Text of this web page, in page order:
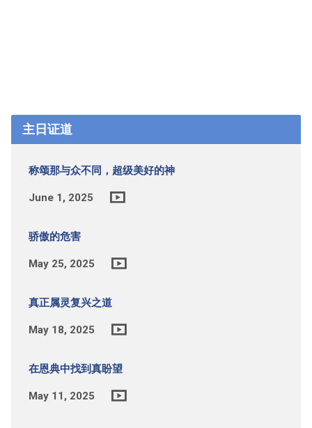
主日证道
称颂那与众不同，超级美好的神
June 1, 2025
骄傲的危害
May 25, 2025
真正属灵复兴之道
May 18, 2025
在恩典中找到真盼望
May 11, 2025